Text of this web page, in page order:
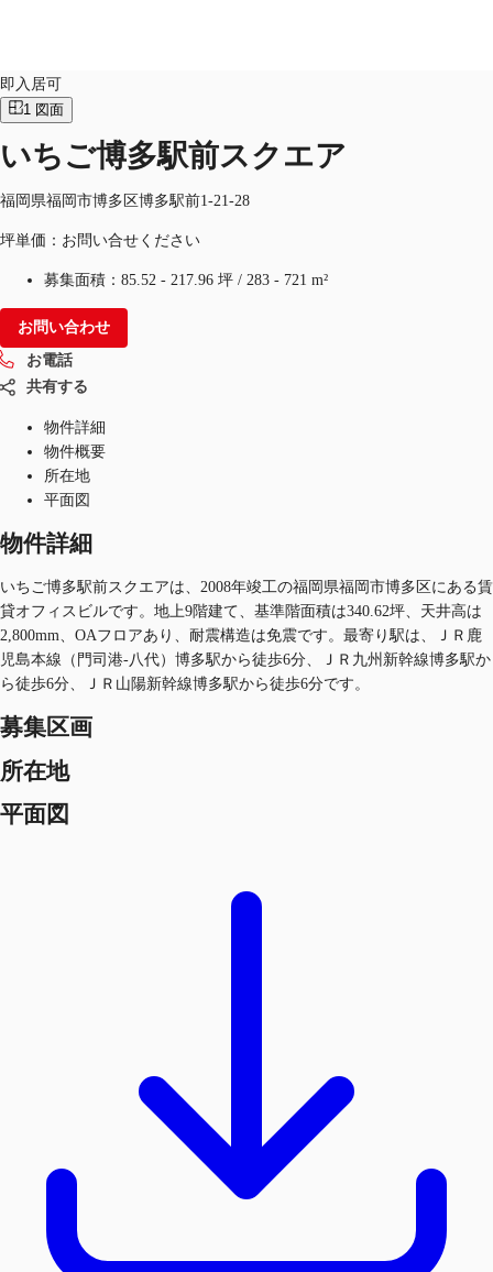
オフィス・事務所
倉庫・物流センター
地図検索
記事
仲介会社様はこちらへ
お気に入り
JP
お電話 お問合せ
即入居可
1 図面
いちご博多駅前スクエア
福岡県福岡市博多区博多駅前1-21-28
坪単価：お問い合せください
募集面積： 85.52 - 217.96 坪 / 283 - 721 m²
お問い合わせ
お電話
共有する
物件詳細
物件概要
所在地
平面図
物件詳細
いちご博多駅前スクエアは、2008年竣工の福岡県福岡市博多区にある賃
貸オフィスビルです。地上9階建て、基準階面積は340.62坪、天井高は
2,800mm、OAフロアあり、耐震構造は免震です。最寄り駅は、ＪＲ鹿
児島本線（門司港-八代）博多駅から徒歩6分、ＪＲ九州新幹線博多駅か
ら徒歩6分、ＪＲ山陽新幹線博多駅から徒歩6分です。
募集区画
所在地
平面図